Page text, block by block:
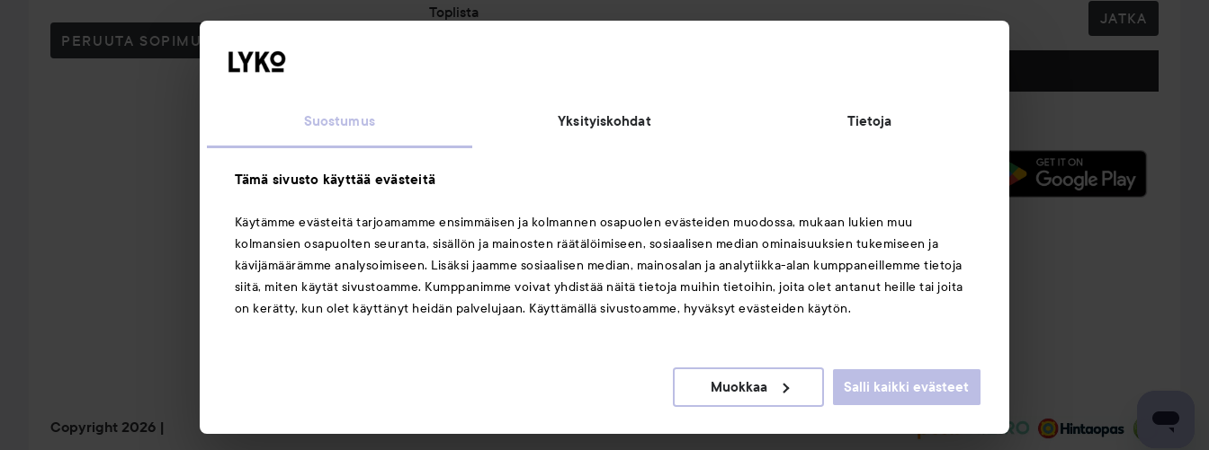
Suostumus Yksityiskohdat Tietoja
Tämä sivusto käyttää evästeitä
Käytämme evästeitä tarjoamamme ensimmäisen ja kolmannen osapuolen evästeiden muodossa, mukaan lukien muu
kolmansien osapuolten seuranta, sisällön ja mainosten räätälöimiseen, sosiaalisen median ominaisuuksien tukemiseen ja
kävijämäärämme analysoimiseen. Lisäksi jaamme sosiaalisen median, mainosalan ja analytiikka-alan kumppaneillemme tietoja
siitä, miten käytät sivustoamme. Kumppanimme voivat yhdistää näitä tietoja muihin tietoihin, joita olet antanut heille tai joita
on kerätty, kun olet käyttänyt heidän palvelujaan. Käyttämällä sivustoamme, hyväksyt evästeiden käytön.
Muokkaa Salli kaikki evästeet
PERUUTA SOPIMUS TÄSTÄ
Toplista
Saattaisit myös tykätä
Huulet
JATKA
Copyright 2026